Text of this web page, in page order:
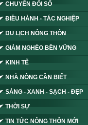
CHUYỂN ĐỔI SỐ
ĐIỀU HÀNH - TÁC NGHIỆP
DU LỊCH NÔNG THÔN
GIẢM NGHÈO BỀN VỮNG
KINH TẾ
NHÀ NÔNG CẦN BIẾT
SÁNG - XANH - SẠCH - ĐẸP
THỜI SỰ
TIN TỨC NÔNG THÔN MỚI